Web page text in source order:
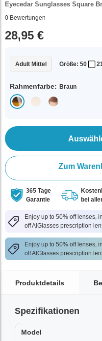
Eyecedar Sunglasses Square
0 Bewertungen
28,95 €
Adult Mittel Größe: 50
Rahmenfarbe: Braun
Zum
365 Tage
Garantie
bei
Enjoy up to 50% off lenses,
off AlGlasses prescription
Enjoy up to 50% off lenses,
off AlGlasses prescription
Produktdetails
Spezifikationen
Model